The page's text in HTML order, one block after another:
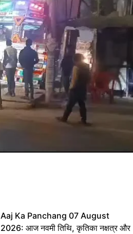
Aaj Ka Panchang 07 August
2026: आज नवमी तिथि, कृतिका नक्षत्र और